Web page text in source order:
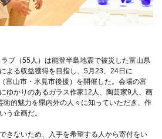
ブ（55人）は能登半島地震で被災した富山県
よる収益獲得を目指し、5月23、24日に
富山市・氷見市後援）を開催した。会場の富
ゆかりのあるガラス作家12人、陶芸家9人、画
的魅力を県内外の人々に知っていただき、作
う企画だ。
きないため、入手を希望する人から寄付をい